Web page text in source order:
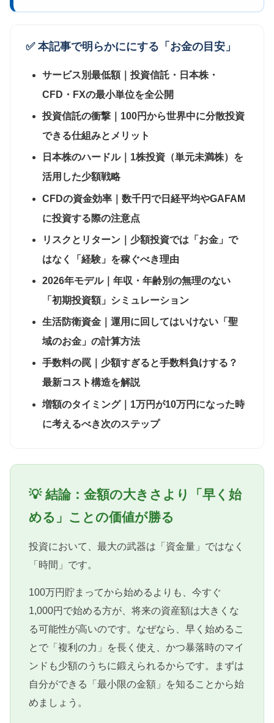
✅ 本記事で明らかににする「お金の目安」
サービス別最低額｜投資信託・日本株・
CFD・FXの最小単位を全公開
投資信託の衝撃｜100円から世界中に分散投資
できる仕組みとメリット
日本株のハードル｜1株投資（単元未満株）を
活用した少額戦略
CFDの資金効率｜数千円で日経平均やGAFAM
に投資する際の注意点
リスクとリターン｜少額投資では「お金」で
はなく「経験」を稼ぐべき理由
2026年モデル｜年収・年齢別の無理のない
「初期投資額」シミュレーション
生活防衛資金｜運用に回してはいけない「聖
域のお金」の計算方法
手数料の罠｜少額すぎると手数料負けする？
最新コスト構造を解説
増額のタイミング｜1万円が10万円になった時
に考えるべき次のステップ
💡 結論：金額の大きさより「早く始
める」ことの価値が勝る
投資において、最大の武器は「資金量」ではなく
「時間」です。
100万円貯まってから始めるよりも、今すぐ
1,000円で始める方が、将来の資産額は大きくな
る可能性が高いのです。なぜなら、早く始めるこ
とで「複利の力」を長く使え、かつ暴落時のマイ
ンドも少額のうちに鍛えられるからです。まずは
自分ができる「最小限の金額」を知ることから始
めましょう。